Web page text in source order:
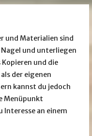
und Materialien sind
und unterliegen
und die
der eigenen
kannst du jedoch
Menüpunkt
an einem